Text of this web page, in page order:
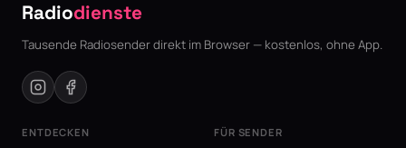
Radiodienste
Tausende Radiosender direkt im Browser — kostenlos, ohne App.
ENTDECKEN FÜR SENDER